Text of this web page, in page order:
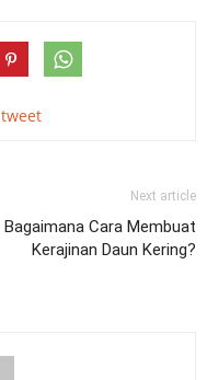
tweet
Next article
Bagaimana Cara Membuat
Kerajinan Daun Kering?